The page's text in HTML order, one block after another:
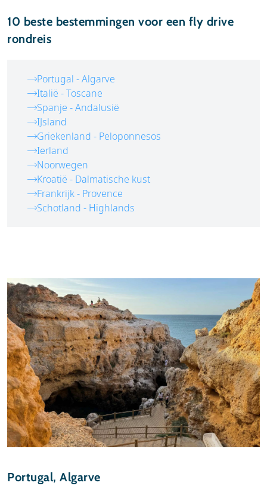
10 beste bestemmingen voor een fly drive
rondreis
Portugal - Algarve
Italië - Toscane
Spanje - Andalusië
IJsland
Griekenland - Peloponnesos
Ierland
Noorwegen
Kroatië - Dalmatische kust
Frankrijk - Provence
Schotland - Highlands
Portugal, Algarve